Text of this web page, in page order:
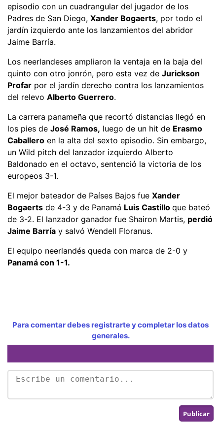
episodio con un cuadrangular del jugador de los
Padres de San Diego, Xander Bogaerts, por todo el
jardín izquierdo ante los lanzamientos del abridor
Jaime Barría.
Los neerlandeses ampliaron la ventaja en la baja del
quinto con otro jonrón, pero esta vez de Jurickson
Profar por el jardín derecho contra los lanzamientos
del relevo Alberto Guerrero.
La carrera panameña que recortó distancias llegó en
los pies de José Ramos, luego de un hit de Erasmo
Caballero en la alta del sexto episodio. Sin embargo,
un Wild pitch del lanzador izquierdo Alberto
Baldonado en el octavo, sentenció la victoria de los
europeos 3-1.
El mejor bateador de Países Bajos fue Xander
Bogaerts de 4-3 y de Panamá Luis Castillo que bateó
de 3-2. El lanzador ganador fue Shairon Martis, perdió
Jaime Barría y salvó Wendell Floranus.
El equipo neerlandés queda con marca de 2-0 y
Panamá con 1-1.
Para comentar debes registrarte y completar los datos
generales.